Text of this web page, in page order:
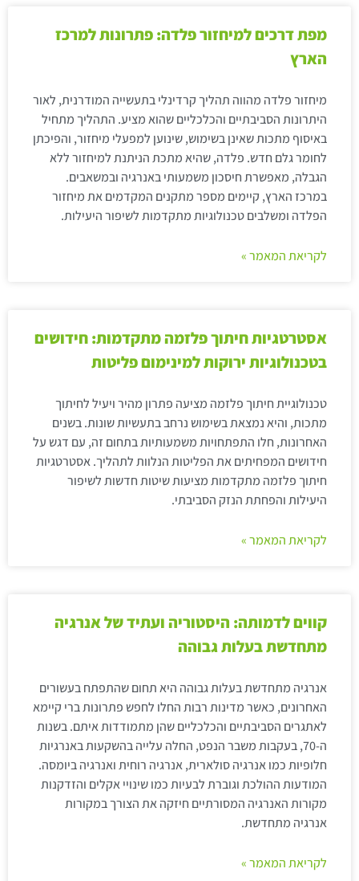
מפת דרכים למיחזור פלדה: פתרונות למרכז
הארץ
מיחזור פלדה מהווה תהליך קרדינלי בתעשייה המודרנית, לאור
היתרונות הסביבתיים והכלכליים שהוא מציע. התהליך מתחיל
באיסוף מתכות שאינן בשימוש, שינוען למפעלי מיחזור, והפיכתן
לחומר גלם חדש. פלדה, שהיא מתכת הניתנת למיחזור ללא
הגבלה, מאפשרת חיסכון משמעותי באנרגיה ובמשאבים.
במרכז הארץ, קיימים מספר מתקנים המקדמים את מיחזור
הפלדה ומשלבים טכנולוגיות מתקדמות לשיפור היעילות.
לקריאת המאמר »
אסטרטגיות חיתוך פלזמה מתקדמות: חידושים
בטכנולוגיות ירוקות למינימום פליטות
טכנולוגיית חיתוך פלזמה מציעה פתרון מהיר ויעיל לחיתוך
מתכות, והיא נמצאת בשימוש נרחב בתעשיות שונות. בשנים
האחרונות, חלו התפתחויות משמעותיות בתחום זה, עם דגש על
חידושים המפחיתים את הפליטות הנלוות לתהליך. אסטרטגיות
חיתוך פלזמה מתקדמות מציעות שיטות חדשות לשיפור
היעילות והפחתת הנזק הסביבתי.
לקריאת המאמר »
קווים לדמותה: היסטוריה ועתיד של אנרגיה
מתחדשת בעלות גבוהה
אנרגיה מתחדשת בעלות גבוהה היא תחום שהתפתח בעשורים
האחרונים, כאשר מדינות רבות החלו לחפש פתרונות ברי קיימא
לאתגרים הסביבתיים והכלכליים שהן מתמודדות איתם. בשנות
ה-70, בעקבות משבר הנפט, החלה עלייה בהשקעות באנרגיות
חלופיות כמו אנרגיה סולארית, אנרגיה רוחית ואנרגיה ביומסה.
המודעות ההולכת וגוברת לבעיות כמו שינויי אקלים והזדקנות
מקורות האנרגיה המסורתיים חיזקה את הצורך במקורות
אנרגיה מתחדשת.
לקריאת המאמר »